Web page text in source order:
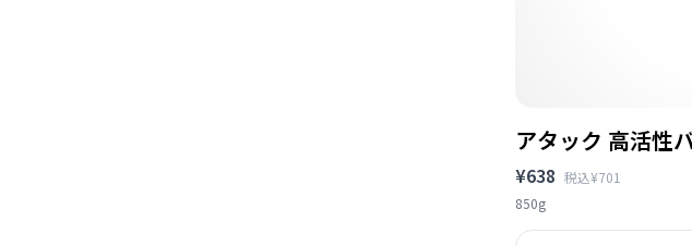
アタック 高活性
¥638 税込¥701
850g